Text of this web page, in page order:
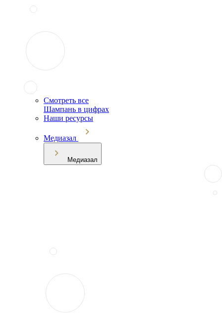
Смотреть все
Шампань в цифрах
Наши ресурсы
Медиазал
Медиазал